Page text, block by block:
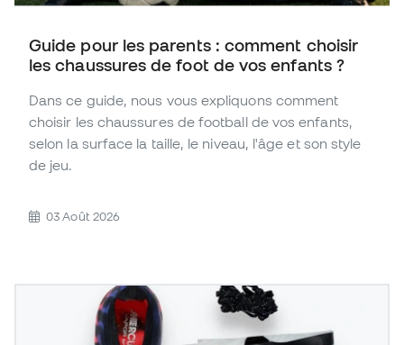
Guide pour les parents : comment choisir
les chaussures de foot de vos enfants ?
Dans ce guide, nous vous expliquons comment
choisir les chaussures de football de vos enfants,
selon la surface la taille, le niveau, l'âge et son style
de jeu.
03 Août 2026